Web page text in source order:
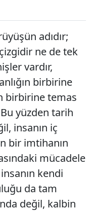
adıdır;
ne de tek
vardır,
birbirine
birbirine temas
yüzden tarih
insanın iç
bir imtihanın
mücadele
kendi
da tam
değil, kalbin